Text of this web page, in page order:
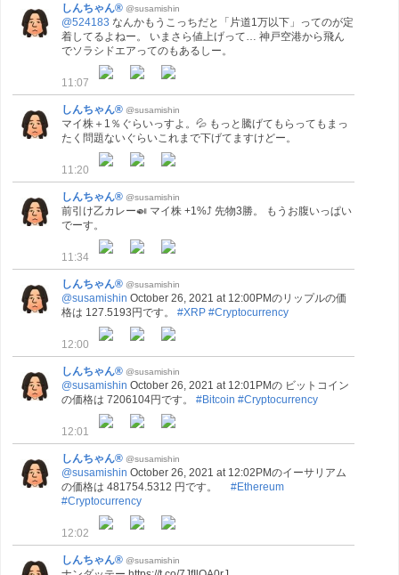
しんちゃん® @susamishin
@524183 なんかもうこっちだと「片道1万以下」ってのが定
着してるよねー。 いまさら値上げって… 神戸空港から飛ん
でソラシドエアってのもあるしー。
11:07
しんちゃん® @susamishin
マイ株＋1％ぐらいっすよ。💦 もっと騰げてもらってもまっ
たく問題ないぐらいこれまで下げてますけどー。
11:20
しんちゃん® @susamishin
前引け乙カレー🍛 マイ株 +1%⤴ 先物3勝。 もうお腹いっぱい
でーす。
11:34
しんちゃん® @susamishin
@susamishin October 26, 2021 at 12:00PMのリップルの価
格は 127.5193円です。 #XRP #Cryptocurrency
12:00
しんちゃん® @susamishin
@susamishin October 26, 2021 at 12:01PMの ビットコイン
の価格は 7206104円です。 #Bitcoin #Cryptocurrency
12:01
しんちゃん® @susamishin
@susamishin October 26, 2021 at 12:02PMのイーサリアム
の価格は 481754.5312 円です。 #Ethereum
#Cryptocurrency
12:02
しんちゃん® @susamishin